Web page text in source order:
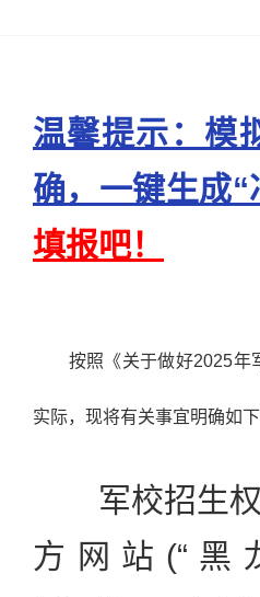
温馨提示：模
确，一键生成“
填报吧！
按照《关于做好2025年军
实际，现将有关事宜明确如下
军校招生权
方网站(“黑